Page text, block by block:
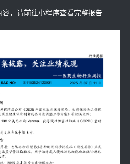
，请前往小程序查看完整报告